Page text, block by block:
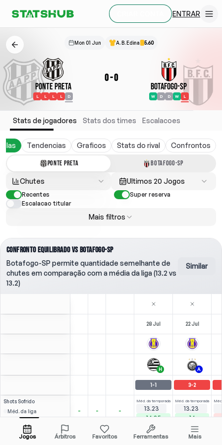
ENTRAR
Mon 01 Jun A. B. Edina 5.60
Ponte Preta
L L L L D
0-0
Botafogo-SP
W D D W L
Stats de jogadores Stats dos times Escalacoes
Tendencias Graficos Stats do rival Confrontos
PONTE PRETA BOTAFOGO-SP
Chutes Ultimos 20 Jogos
Recentes
Super reserva
Escalacao titular
Mais filtros
CONFRONTO EQUILIBRADO VS BOTAFOGO-SP
Botafogo-SP permite quantidade semelhante de
chutes em comparação com a média da liga (13.2 vs
13.2)
Similar
28 Jul 22 Jul
H A
1-1 3-2
Shots Sofrido
Méd. da liga
Adversário
- - -
Méd. da temporada
13.23
14.85
Méd. da temporada
13.23
14
Elvis
2.11 1.69
Over 6 (2) 3 (2)
Jogos Árbitros Favoritos Ferramentas Mais